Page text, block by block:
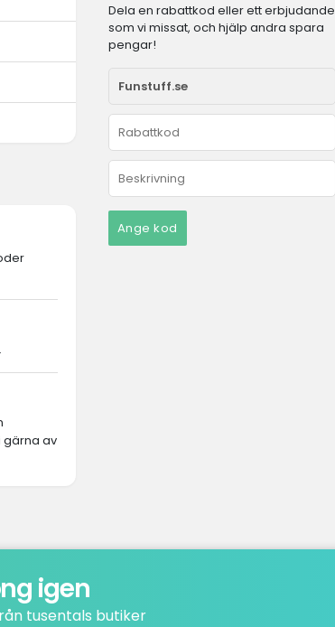
Dela en rabattkod eller ett erbjudande
som vi missat, och hjälp andra spara
pengar!
Ange kod
gärna av
igen
tusentals butiker